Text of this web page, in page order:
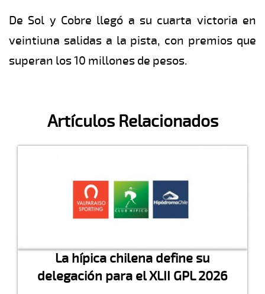
De Sol y Cobre llegó a su cuarta victoria en
veintiuna salidas a la pista, con premios que
superan los 10 millones de pesos.
Artículos Relacionados
La hípica chilena define su
delegación para el XLII GPL 2026